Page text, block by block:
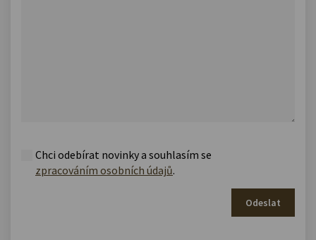
Chci odebírat novinky a souhlasím se
zpracováním osobních údajů.
Odeslat